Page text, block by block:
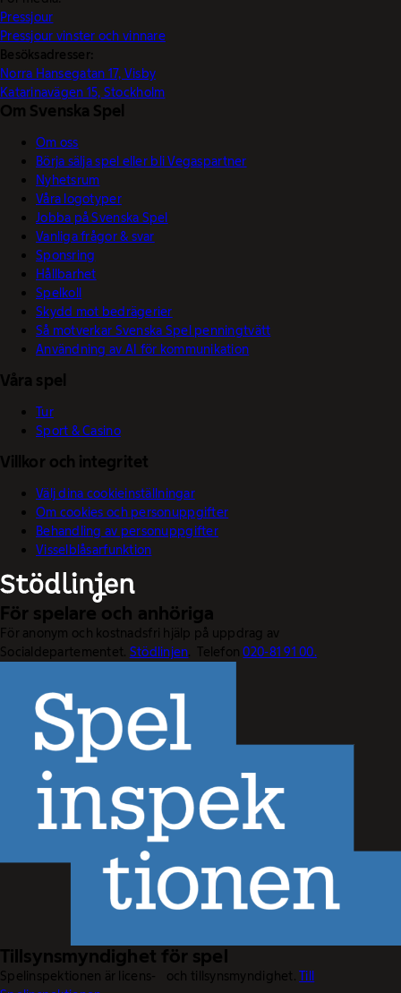
Pressjour
Pressjour vinster och vinnare
Besöksadresser:
Norra Hansegatan 17, Visby
Katarinavägen 15, Stockholm
Om Svenska Spel
Om oss
Börja sälja spel eller bli Vegaspartner
Nyhetsrum
Våra logotyper
Jobba på Svenska Spel
Vanliga frågor & svar
Sponsring
Hållbarhet
Spelkoll
Skydd mot bedrägerier
Så motverkar Svenska Spel penningtvätt
Användning av AI för kommunikation
Våra spel
Tur
Sport & Casino
Villkor och integritet
Välj dina cookieinställningar
Om cookies och personuppgifter
Behandling av personuppgifter
Visselblåsarfunktion
För spelare och anhöriga
För anonym och kostnadsfri hjälp på uppdrag av
Socialdepartementet. Stödlinjen. Telefon020-81 91 00.
Tillsynsmyndighet för spel
Spelinspektionen är licens- och tillsynsmyndighet.Till